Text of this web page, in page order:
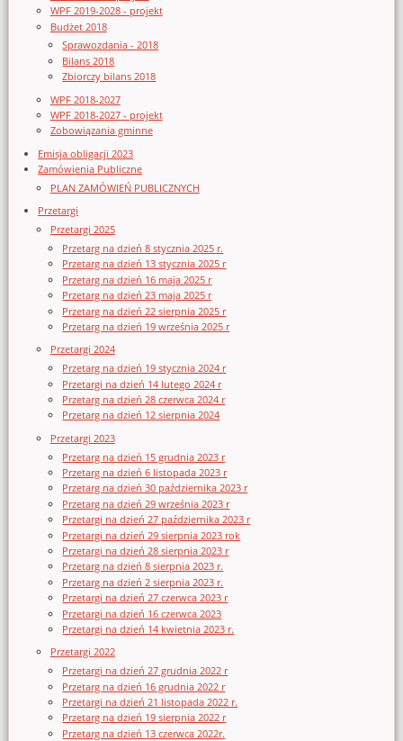
WPF 2019-2028 - projekt
Budżet 2018
Sprawozdania - 2018
Bilans 2018
Zbiorczy bilans 2018
WPF 2018-2027
WPF 2018-2027 - projekt
Zobowiązania gminne
Emisja obligacji 2023
Zamówienia Publiczne
PLAN ZAMÓWIEŃ PUBLICZNYCH
Przetargi
Przetargi 2025
Przetarg na dzień 8 stycznia 2025 r.
Przetarg na dzień 13 stycznia 2025 r
Przetarg na dzień 16 maja 2025 r
Przetarg na dzień 23 maja 2025 r
Przetarg na dzień 22 sierpnia 2025 r
Przetarg na dzień 19 września 2025 r
Przetargi 2024
Przetarg na dzień 19 stycznia 2024 r
Przetargi na dzień 14 lutego 2024 r
Przetarg na dzień 28 czerwca 2024 r
Przetarg na dzień 12 sierpnia 2024
Przetargi 2023
Przetarg na dzień 15 grudnia 2023 r
Przetarg na dzień 6 listopada 2023 r
Przetarg na dzień 30 października 2023 r
Przetarg na dzień 29 września 2023 r
Przetargi na dzień 27 października 2023 r
Przetargi na dzień 29 sierpnia 2023 rok
Przetargi na dzień 28 sierpnia 2023 r
Przetarg na dzień 8 sierpnia 2023 r.
Przetarg na dzień 2 sierpnia 2023 r.
Przetargi na dzień 27 czerwca 2023 r
Przetargi na dzień 16 czerwca 2023
Przetargi na dzień 14 kwietnia 2023 r.
Przetargi 2022
Przetargi na dzień 27 grudnia 2022 r
Przetarg na dzień 16 grudnia 2022 r
Przetargi na dzień 21 listopada 2022 r.
Przetarg na dzień 19 sierpnia 2022 r
Przetarg na dzień 13 czerwca 2022r.